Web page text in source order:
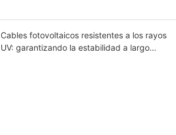
Cables fotovoltaicos resistentes a los rayos
UV: garantizando la estabilidad a largo